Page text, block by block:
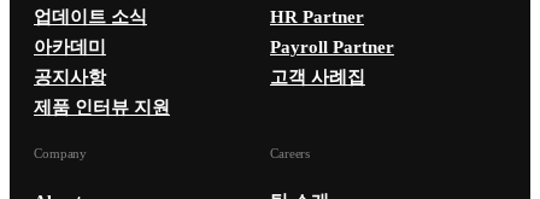
업데이트 소식
아카데미
공지사항
제품 인터뷰 지원
HR Partner
Payroll Partner
고객 사례집
Company Careers